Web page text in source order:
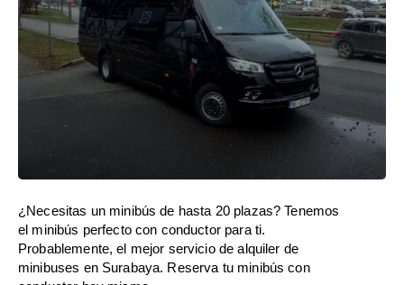
¿Necesitas un minibús de hasta 20 plazas? Tenemos
el minibús perfecto con conductor para ti.
Probablemente, el mejor servicio de alquiler de
minibuses en Surabaya. Reserva tu minibús con